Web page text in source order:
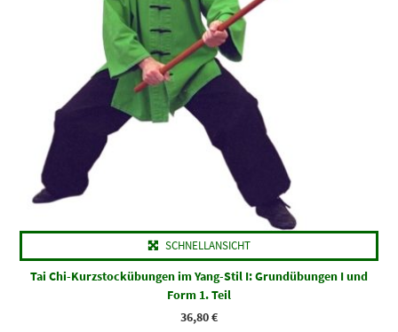
SCHNELLANSICHT
Tai Chi-Kurzstockübungen im Yang-Stil I: Grundübungen I und
Form 1. Teil
36,80€